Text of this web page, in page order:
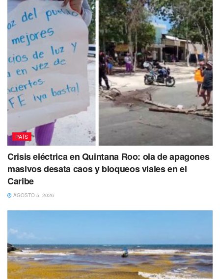
PAÍS
Crisis eléctrica en Quintana Roo: ola de apagones
masivos desata caos y bloqueos viales en el
Caribe
AGOSTO 5, 2026